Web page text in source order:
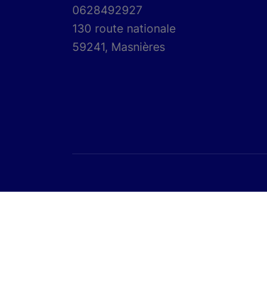
0628492927
130 route nationale
59241, Masnières